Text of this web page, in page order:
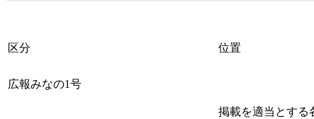
区分 位置
広報みなの1号
掲載を適当とする